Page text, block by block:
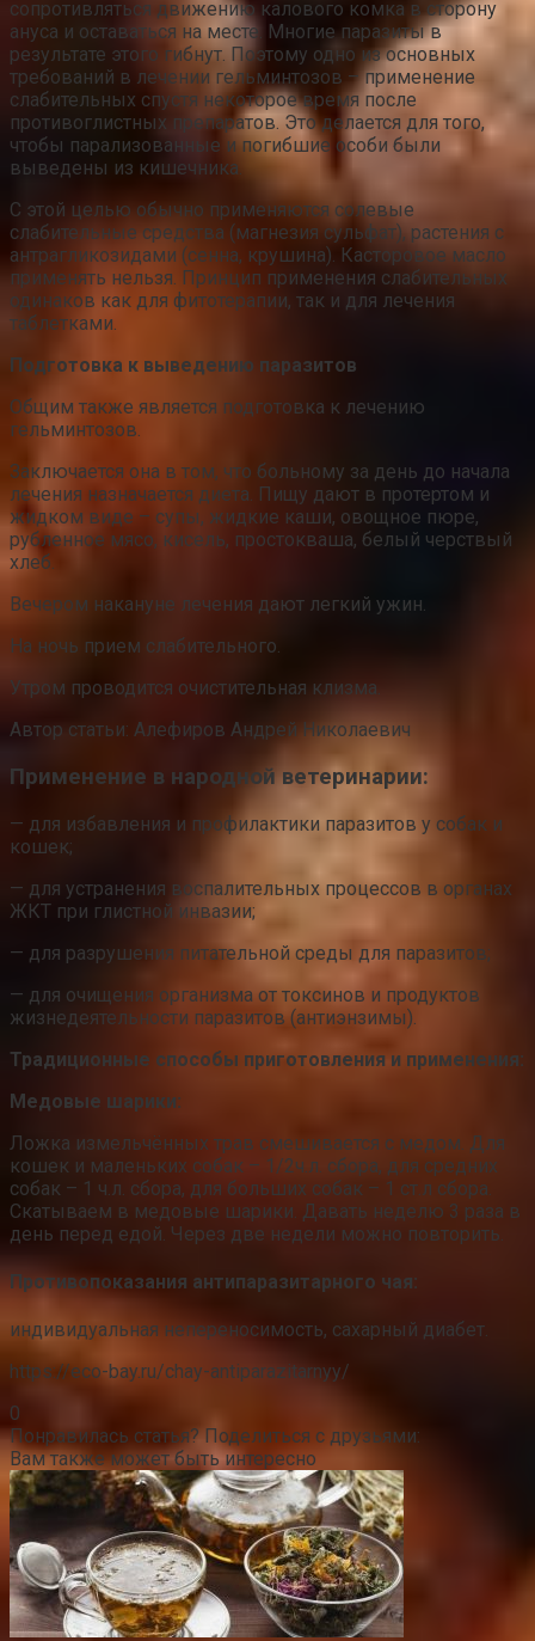
сопротивляться движению калового комка в сторону
ануса и оставаться на месте. Многие паразиты в
результате этого гибнут. Поэтому одно из основных
требований в лечении гельминтозов – применение
слабительных спустя некоторое время после
противоглистных препаратов. Это делается для того,
чтобы парализованные и погибшие особи были
выведены из кишечника.
С этой целью обычно применяются солевые
слабительные средства (магнезия сульфат), растения с
антрагликозидами (сенна, крушина). Касторовое масло
применять нельзя. Принцип применения слабительных
одинаков как для фитотерапии, так и для лечения
таблетками.
Подготовка к выведению паразитов
Общим также является подготовка к лечению
гельминтозов.
Заключается она в том, что больному за день до начала
лечения назначается диета. Пищу дают в протертом и
жидком виде – супы, жидкие каши, овощное пюре,
рубленное мясо, кисель, простокваша, белый черствый
хлеб.
Вечером накануне лечения дают легкий ужин.
На ночь прием слабительного.
Утром проводится очистительная клизма.
Автор статьи: Алефиров Андрей Николаевич
Применение в народной ветеринарии:
— для избавления и профилактики паразитов у собак и
кошек;
— для устранения воспалительных процессов в органах
ЖКТ при глистной инвазии;
— для разрушения питательной среды для паразитов;
— для очищения организма от токсинов и продуктов
жизнедеятельности паразитов (антиэнзимы).
Традиционные способы приготовления и применения:
Медовые шарики:
Ложка измельчённых трав смешивается с медом. Для
кошек и маленьких собак – 1/2ч.л. сбора, для средних
собак – 1 ч.л. сбора, для больших собак – 1 ст.л сбора.
Скатываем в медовые шарики. Давать неделю 3 раза в
день перед едой. Через две недели можно повторить.
Противопоказания антипаразитарного чая:
индивидуальная непереносимость, сахарный диабет.
https://eco-bay.ru/chay-antiparazitarnyy/
0
Понравилась статья? Поделиться с друзьями:
Вам также может быть интересно